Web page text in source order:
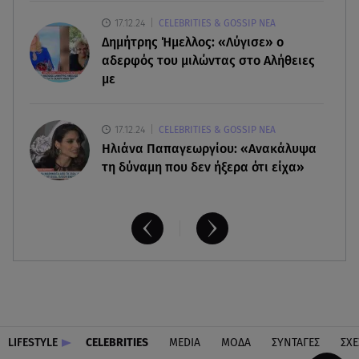
επόμενη ζωή να είμαστε κολλητές»
17.12.24 CELEBRITIES & GOSSIP ΝΕΑ
Δημήτρης Ήμελλος: «Λύγισε» ο
αδερφός του μιλώντας στο Αλήθειες
με
17.12.24 CELEBRITIES & GOSSIP ΝΕΑ
Ηλιάνα Παπαγεωργίου: «Ανακάλυψα
τη δύναμη που δεν ήξερα ότι είχα»
LIFESTYLE CELEBRITIES MEDIA ΜΟΔΑ ΣΥΝΤΑΓΕΣ